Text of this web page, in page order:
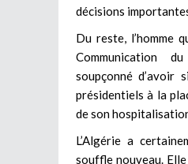
décisions
Du reste, l’homme
Communication
soupçonné d’avoir
présidentiels à la
de son
L’Algérie a
souffle nouveau. Elle